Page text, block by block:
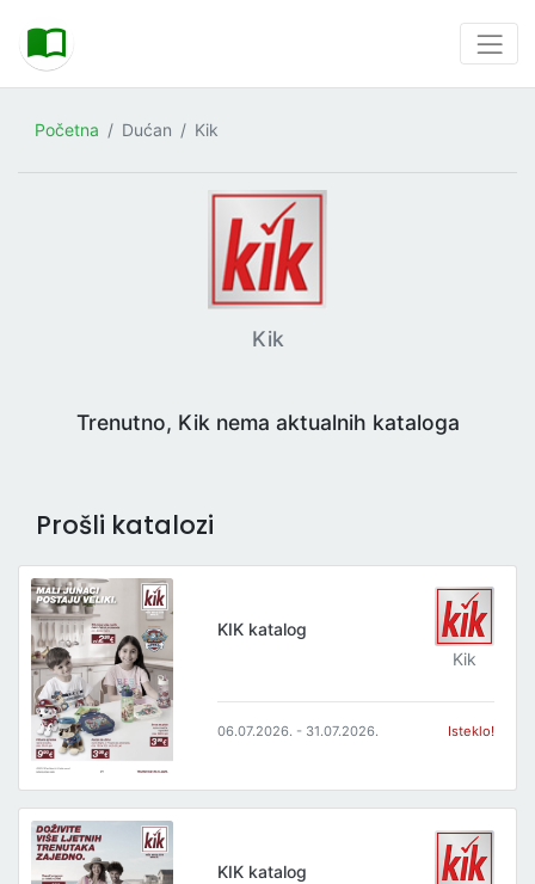
Početna Dućan Kik
Kik
Trenutno, Kik nema aktualnih kataloga
Prošli katalozi
KIK katalog
Kik
06.07.2026. - 31.07.2026. Isteklo!
KIK katalog